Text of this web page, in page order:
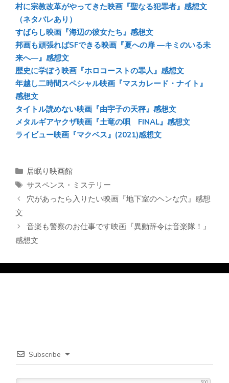
村に宗教改革がやってきた映画『聖なる犯罪者』感想文
（ネタバレあり）
すばらし映画『海辺の彼女たち』感想文
邦画も頑張ればSFできる映画『夏への扉 ―キミのいる未
来へ―』感想文
歴史に学ぼう映画『ホロコーストの罪人』感想文
年越し二時間スペシャル映画『マスカレード・ナイト』
感想文
タイトル読めない映画『由宇子の天秤』感想文
メタルギアヤクザ映画『土竜の唄 FINAL』感想文
ライビュー映画『マクベス』(2021)感想文
カ
テ
ゴ
リ
居眠り映画館
タ
グ
サスペンス・ミステリー
穴があったら入りたい映画『地下室のヘンな穴』感想
文
音楽も警察のお仕事です映画『異動辞令は音楽隊！』
感想文
Subscribe